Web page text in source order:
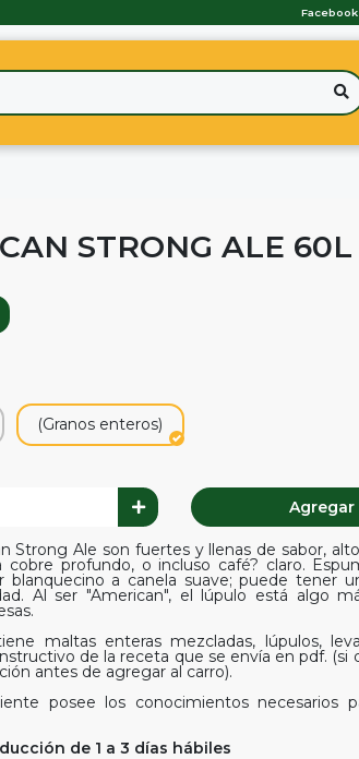
Facebook
STRONG ALE 60L
(Granos enteros)
Agregar
Strong Ale son fuertes y llenas de sabor,
cobre profundo, o incluso café? claro.
blanquecino a canela suave; puede tener
Al ser "American", el lúpulo está algo
maltas enteras mezcladas, lúpulos,
de la receta que se envía en pdf. (si
antes de agregar al carro).
posee los conocimientos necesarios
de 1 a 3 días hábiles